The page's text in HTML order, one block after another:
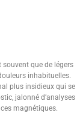
que de légers
inhabituelles.
plus insidieux qui se
jalonné d’analyses
magnétiques.